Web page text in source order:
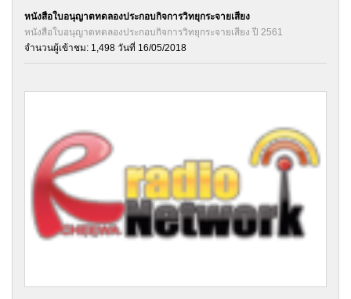
หนังสือใบอนุญาตทดลองประกอบกิจการวิทยุกระจายเสียง
หนังสือใบอนุญาตทดลองประกอบกิจการวิทยุกระจายเสียง ปี 2561
จำนวนผู้เข้าชม: 1,498 วันที่ 16/05/2018